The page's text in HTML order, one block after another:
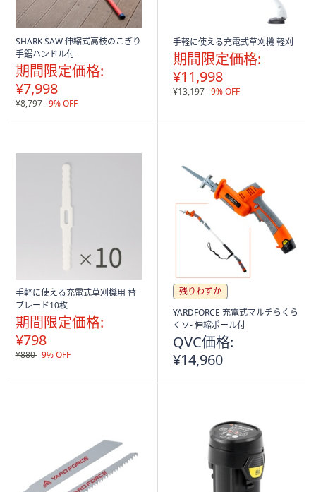
SHARK SAW 伸縮式高枝のこぎり
手鋸ハンドル付
期間限定価格:
¥7,998
¥8,797 9% OFF
手軽に使える充電式草刈機 軽刈
期間限定価格:
¥11,998
¥13,197 9% OFF
手軽に使える充電式草刈機用 替
ブレード10枚
期間限定価格:
¥798
¥880 9% OFF
残りわずか
YARDFORCE 充電式マルチらくら
くソ- 伸縮ポール付
QVC価格:
¥14,960